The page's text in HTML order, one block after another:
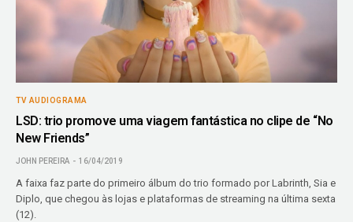
TV AUDIOGRAMA
LSD: trio promove uma viagem fantástica no clipe de “No
New Friends”
JOHN PEREIRA 16/04/2019
A faixa faz parte do primeiro álbum do trio formado por Labrinth, Sia e
Diplo, que chegou às lojas e plataformas de streaming na última sexta
(12).